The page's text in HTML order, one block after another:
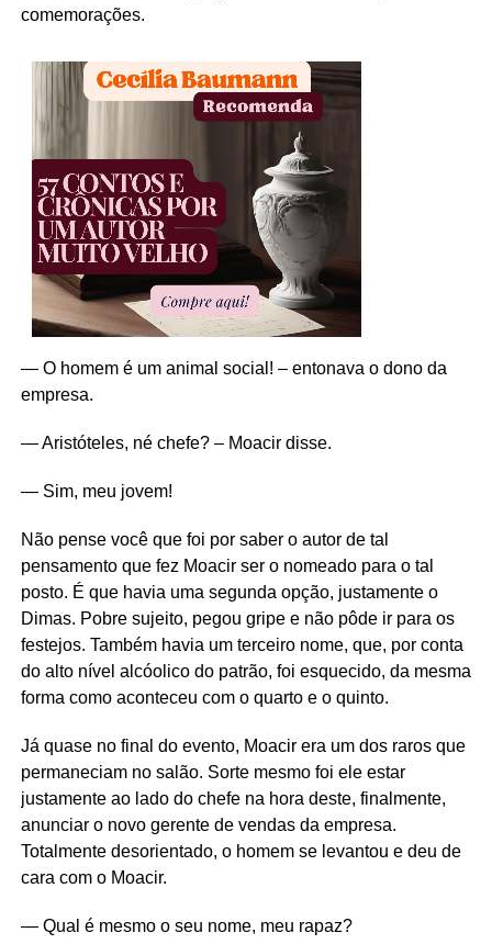
comemorações.
— O homem é um animal social! – entonava o dono da
empresa.
— Aristóteles, né chefe? – Moacir disse.
— Sim, meu jovem!
Não pense você que foi por saber o autor de tal
pensamento que fez Moacir ser o nomeado para o tal
posto. É que havia uma segunda opção, justamente o
Dimas. Pobre sujeito, pegou gripe e não pôde ir para os
festejos. Também havia um terceiro nome, que, por conta
do alto nível alcóolico do patrão, foi esquecido, da mesma
forma como aconteceu com o quarto e o quinto.
Já quase no final do evento, Moacir era um dos raros que
permaneciam no salão. Sorte mesmo foi ele estar
justamente ao lado do chefe na hora deste, finalmente,
anunciar o novo gerente de vendas da empresa.
Totalmente desorientado, o homem se levantou e deu de
cara com o Moacir.
— Qual é mesmo o seu nome, meu rapaz?